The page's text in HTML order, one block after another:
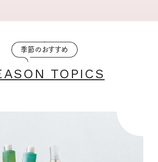
季節のおすすめ
TOPICS